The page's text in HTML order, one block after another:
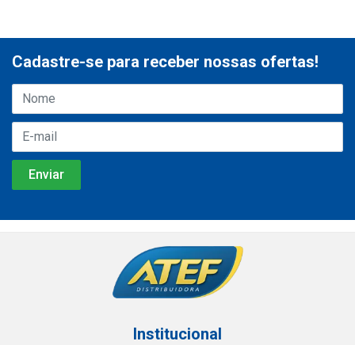
Cadastre-se para receber nossas ofertas!
Institucional